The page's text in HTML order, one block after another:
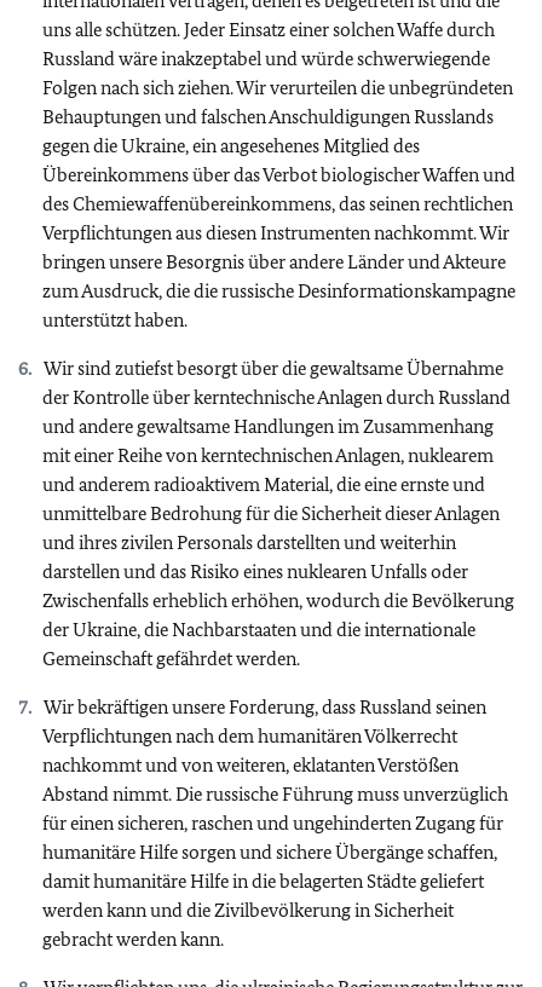
uns alle schützen. Jeder Einsatz einer solchen Waffe durch
Russland wäre inakzeptabel und würde schwerwiegende
Folgen nach sich ziehen. Wir verurteilen die unbegründeten
Behauptungen und falschen Anschuldigungen Russlands
gegen die Ukraine, ein angesehenes Mitglied des
Übereinkommens über das Verbot biologischer Waffen und
des Chemiewaffenübereinkommens, das seinen rechtlichen
Verpflichtungen aus diesen Instrumenten nachkommt. Wir
bringen unsere Besorgnis über andere Länder und Akteure
zum Ausdruck, die die russische Desinformationskampagne
unterstützt haben.
Wir sind zutiefst besorgt über die gewaltsame Übernahme
der Kontrolle über kerntechnische Anlagen durch Russland
und andere gewaltsame Handlungen im Zusammenhang
mit einer Reihe von kerntechnischen Anlagen, nuklearem
und anderem radioaktivem Material, die eine ernste und
unmittelbare Bedrohung für die Sicherheit dieser Anlagen
und ihres zivilen Personals darstellten und weiterhin
darstellen und das Risiko eines nuklearen Unfalls oder
Zwischenfalls erheblich erhöhen, wodurch die Bevölkerung
der Ukraine, die Nachbarstaaten und die internationale
Gemeinschaft gefährdet werden.
Wir bekräftigen unsere Forderung, dass Russland seinen
Verpflichtungen nach dem humanitären Völkerrecht
nachkommt und von weiteren, eklatanten Verstößen
Abstand nimmt. Die russische Führung muss unverzüglich
für einen sicheren, raschen und ungehinderten Zugang für
humanitäre Hilfe sorgen und sichere Übergänge schaffen,
damit humanitäre Hilfe in die belagerten Städte geliefert
werden kann und die Zivilbevölkerung in Sicherheit
gebracht werden kann.